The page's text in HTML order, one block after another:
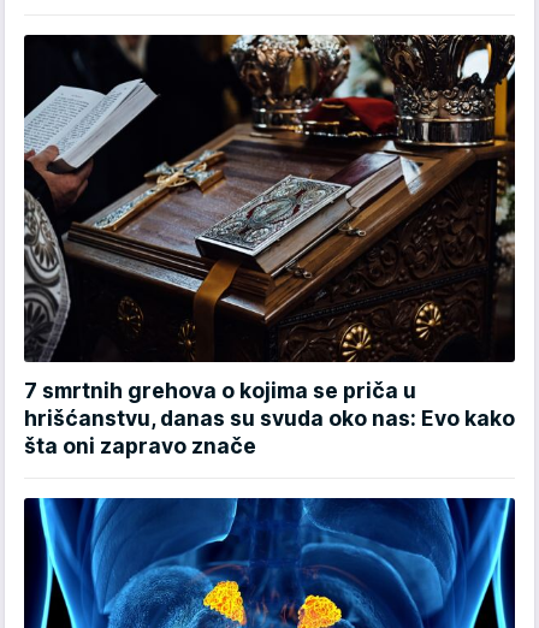
7 smrtnih grehova o kojima se priča u
hrišćanstvu, danas su svuda oko nas: Evo kako
šta oni zapravo znače